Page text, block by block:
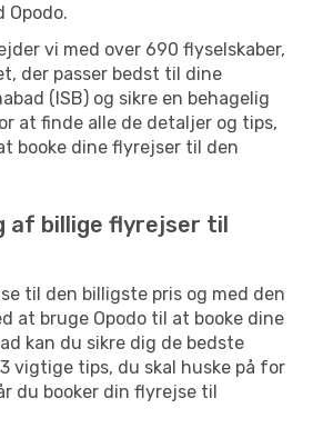
Opodo.
vi med over 690 flyselskaber,
der passer bedst til dine
(ISB) og sikre en behagelig
at finde alle de detaljer og tips,
booke dine flyrejser til den
af billige flyrejser til
til den billigste pris og med den
at bruge Opodo til at booke dine
kan du sikre dig de bedste
vigtige tips, du skal huske på for
du booker din flyrejse til